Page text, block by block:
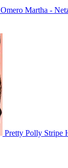
Omero Martha -
Pretty Polly Stripe